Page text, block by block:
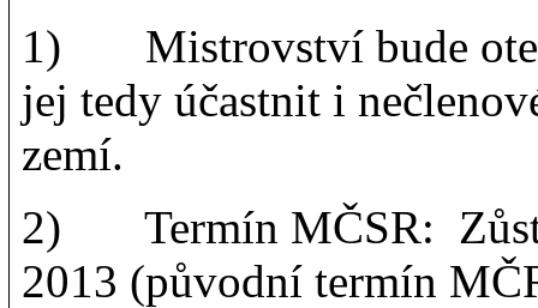
1) Mistrovství bude
jej tedy účastnit i
zemí.
2) Termín MČSR:
2013 (původní termín